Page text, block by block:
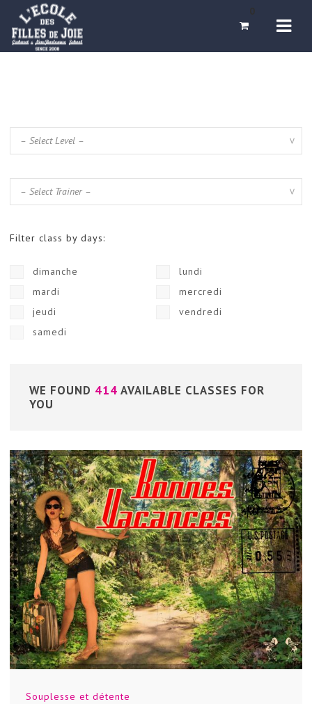
0
Filter class by days:
dimanche
lundi
mardi
mercredi
jeudi
vendredi
samedi
WE FOUND 414 AVAILABLE CLASSES FOR
YOU
Souplesse et détente